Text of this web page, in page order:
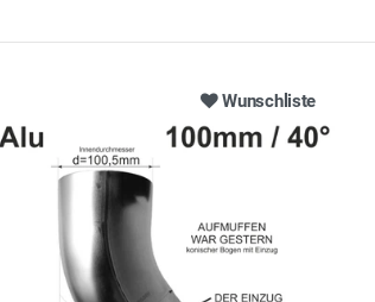
Wunschliste